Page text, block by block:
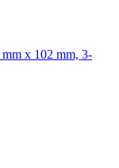
x 102 mm, 3-